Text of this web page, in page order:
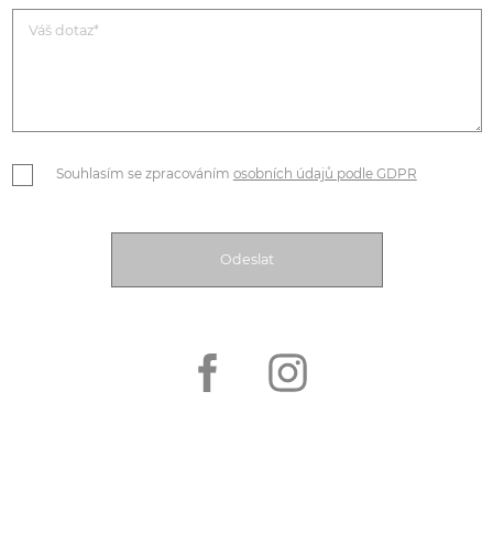
Souhlasím se zpracováním osobních údajů podle GDPR